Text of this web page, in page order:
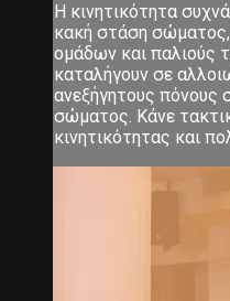
Η κινητικότητα
κακή στάση
ομάδων και παλιούς
καταλήγουν σε
ανεξήγητους πόνους
σώματος. Κάνε
κινητικότητας και